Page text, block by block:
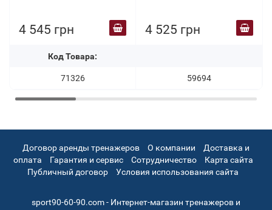
4 545 грн
Код Товара:
71326
4 525 грн
59694
Договор аренды тренажеров О компании
Доставка и
оплата
Гарантия и сервис Сотрудничество
Карта сайта
Публичный договор
Условия использования сайта
sport90-60-90.com - Интернет-магазин тренажеров и